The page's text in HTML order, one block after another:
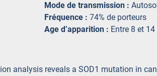
Mode de transmission :
Fréquence : 74% de porteurs
Age d’apparition : Entre 8 et
analysis reveals a SOD1 mutation in